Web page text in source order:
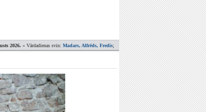
2026. » Vārdadienas svin: Madars, Alfrēds, Fredis;